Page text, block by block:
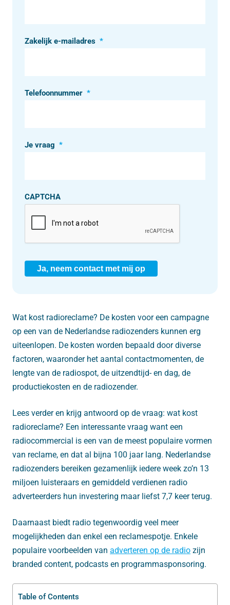
Zakelijk e-mailadres *
Telefoonnummer *
Je vraag *
CAPTCHA
Ja, neem contact met mij op
Wat kost radioreclame? De kosten voor een campagne
op een van de Nederlandse radiozenders kunnen erg
uiteenlopen. De kosten worden bepaald door diverse
factoren, waaronder het aantal contactmomenten, de
lengte van de radiospot, de uitzendtijd- en dag, de
productiekosten en de radiozender.
Lees verder en krijg antwoord op de vraag: wat kost
radioreclame? Een interessante vraag want een
radiocommercial is een van de meest populaire vormen
van reclame, en dat al bijna 100 jaar lang. Nederlandse
radiozenders bereiken gezamenlijk iedere week zo’n 13
miljoen luisteraars en gemiddeld verdienen radio
adverteerders hun investering maar liefst 7,7 keer terug.
Daarnaast biedt radio tegenwoordig veel meer
mogelijkheden dan enkel een reclamespotje. Enkele
populaire voorbeelden van adverteren op de radio zijn
branded content, podcasts en programmasponsoring.
Table of Contents